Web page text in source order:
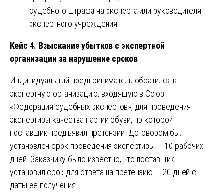
судебного штрафа на эксперта или руководителя
экспертного учреждения.
Кейс 4. Взыскание убытков с экспертной
организации за нарушение сроков
Индивидуальный предприниматель обратился в
экспертную организацию, входящую в Союз
«Федерация судебных экспертов», для проведения
экспертизы качества партии обуви, по которой
поставщик предъявил претензии. Договором был
установлен срок проведения экспертизы — 10 рабочих
дней. Заказчику было известно, что поставщик
установил срок для ответа на претензию — 20 дней с
даты ее получения.